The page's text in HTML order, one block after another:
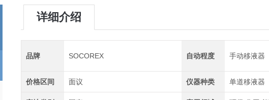
详细介绍
品牌 SOCOREX 自动程度 手动移液器
价格区间 面议 仪器种类 单道移液器